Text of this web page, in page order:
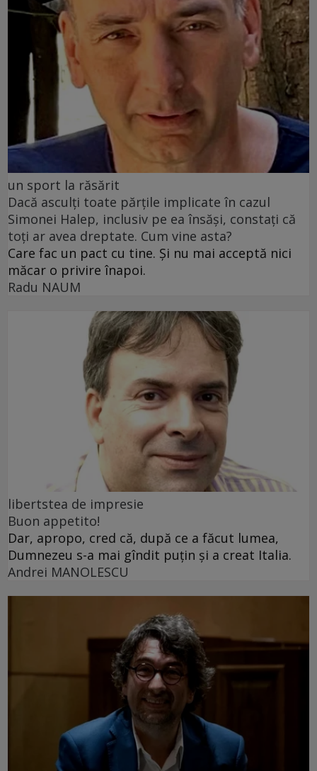
un sport la răsărit
Dacă asculți toate părțile implicate în cazul
Simonei Halep, inclusiv pe ea însăși, constați că
toți ar avea dreptate. Cum vine asta?
Care fac un pact cu tine. Și nu mai acceptă nici
măcar o privire înapoi.
Radu NAUM
libertstea de impresie
Buon appetito!
Dar, apropo, cred că, după ce a făcut lumea,
Dumnezeu s-a mai gîndit puțin și a creat Italia.
Andrei MANOLESCU